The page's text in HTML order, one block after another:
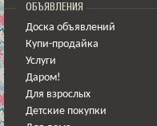
ОБЪЯВЛЕНИЯ
Доска объявлений
Купи-продайка
Услуги
Даром!
Для взрослых
Детские покупки